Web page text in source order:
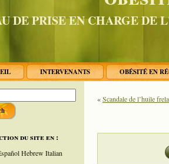
DE PRISE EN CHARGE DE
INTERVENANTS OBÉSITÉ EN
du site en :
Hebrew Italian
«Scandale de l’huile